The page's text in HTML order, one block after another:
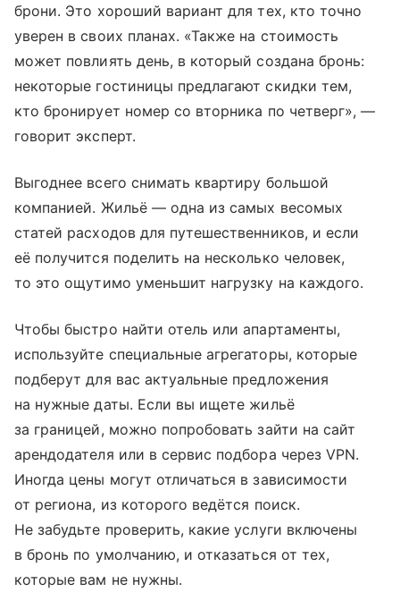
брони. Это хороший вариант для тех, кто точно
уверен в своих планах. «Также на стоимость
может повлиять день, в который создана бронь:
некоторые гостиницы предлагают скидки тем,
кто бронирует номер со вторника по четверг», —
говорит эксперт.
Выгоднее всего снимать квартиру большой
компанией. Жильё — одна из самых весомых
статей расходов для путешественников, и если
её получится поделить на несколько человек,
то это ощутимо уменьшит нагрузку на каждого.
Чтобы быстро найти отель или апартаменты,
используйте специальные агрегаторы, которые
подберут для вас актуальные предложения
на нужные даты. Если вы ищете жильё
за границей, можно попробовать зайти на сайт
арендодателя или в сервис подбора через VPN.
Иногда цены могут отличаться в зависимости
от региона, из которого ведётся поиск.
Не забудьте проверить, какие услуги включены
в бронь по умолчанию, и отказаться от тех,
которые вам не нужны.